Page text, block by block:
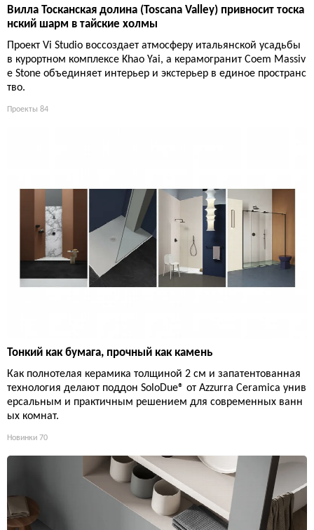
Вилла Тосканская долина (Toscana Valley) привносит тоска
нский шарм в тайские холмы
Проект Vi Studio воссоздает атмосферу итальянской усадьбы
в курортном комплексе Khao Yai, а керамогранит Coem Massiv
e Stone объединяет интерьер и экстерьер в единое пространс
тво.
Проекты 84
Тонкий как бумага, прочный как камень
Как полнотелая керамика толщиной 2 см и запатентованная
технология делают поддон SoloDue® от Azzurra Ceramica унив
ерсальным и практичным решением для современных ванн
ых комнат.
Новинки 70